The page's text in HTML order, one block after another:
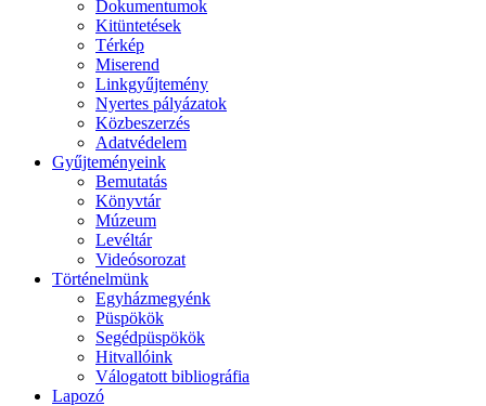
Dokumentumok
Kitüntetések
Térkép
Miserend
Linkgyűjtemény
Nyertes pályázatok
Közbeszerzés
Adatvédelem
Gyűjteményeink
Bemutatás
Könyvtár
Múzeum
Levéltár
Videósorozat
Történelmünk
Egyházmegyénk
Püspökök
Segédpüspökök
Hitvallóink
Válogatott bibliográfia
Lapozó